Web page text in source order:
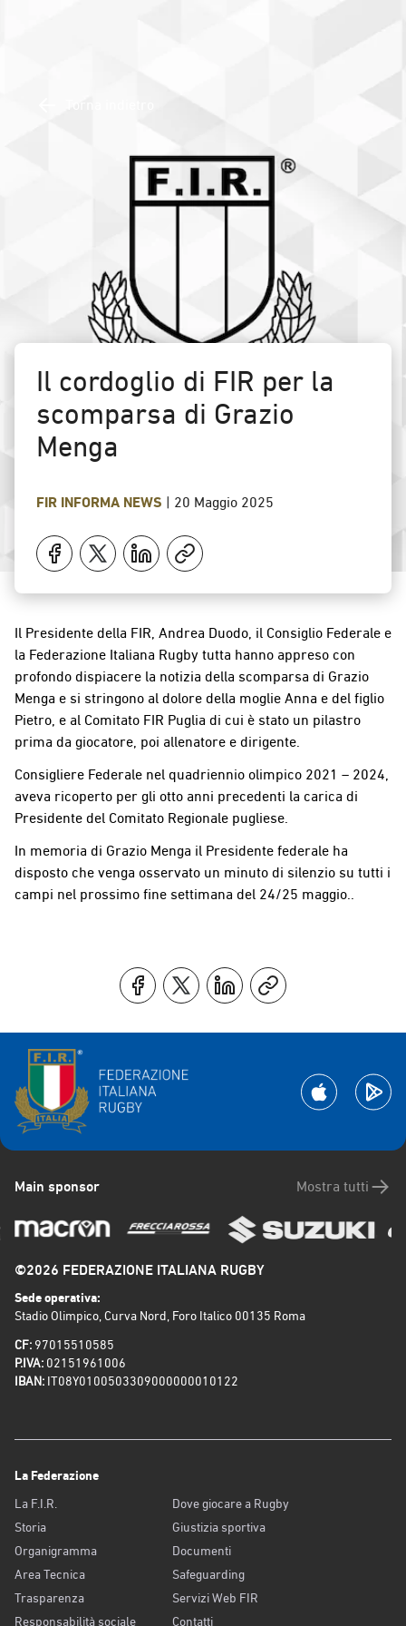
Il cordoglio di FIR per la
scomparsa di Grazio
Menga
FIR INFORMA NEWS | 20 Maggio 2025
Il Presidente della FIR, Andrea Duodo, il Consiglio Federale e
la Federazione Italiana Rugby tutta hanno appreso con
profondo dispiacere la notizia della scomparsa di Grazio
Menga e si stringono al dolore della moglie Anna e del figlio
Pietro, e al Comitato FIR Puglia di cui è stato un pilastro
prima da giocatore, poi allenatore e dirigente.
Consigliere Federale nel quadriennio olimpico 2021 – 2024,
aveva ricoperto per gli otto anni precedenti la carica di
Presidente del Comitato Regionale pugliese.
In memoria di Grazio Menga il Presidente federale ha
disposto che venga osservato un minuto di silenzio su tutti i
campi nel prossimo fine settimana del 24/25 maggio..
©2026 FEDERAZIONE ITALIANA RUGBY
Sede operativa:
Stadio Olimpico, Curva Nord, Foro Italico 00135 Roma
CF: 97015510585
P.IVA: 02151961006
IBAN: IT08Y0100503309000000010122
Main sponsor Mostra tutti
La Federazione
La F.I.R.
Storia
Organigramma
Area Tecnica
Trasparenza
Responsabilità sociale
Dove giocare a Rugby
Giustizia sportiva
Documenti
Safeguarding
Servizi Web FIR
Contatti